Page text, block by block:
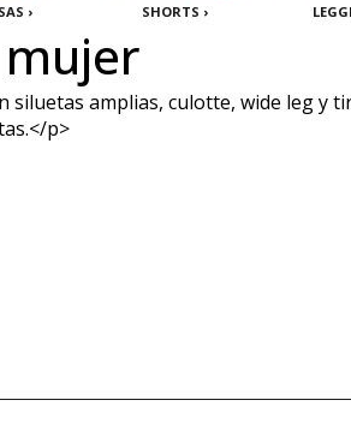
› SHORTS ›
siluetas amplias, culotte, wide leg
p>